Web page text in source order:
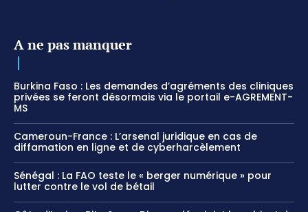
A ne pas manquer
Burkina Faso : Les demandes d’agréments des cliniques
privées se feront désormais via le portail e-AGREMENT-
MS
Cameroun-France : L’arsenal juridique en cas de
diffamation en ligne et de cyberharcèlement
Sénégal : La FAO teste le « berger numérique » pour
lutter contre le vol de bétail